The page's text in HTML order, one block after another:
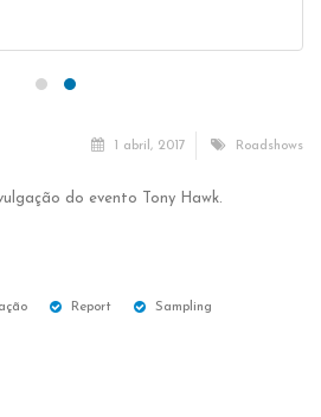
1 abril, 2017 Roadshows
do evento Tony Hawk.
Report Sampling